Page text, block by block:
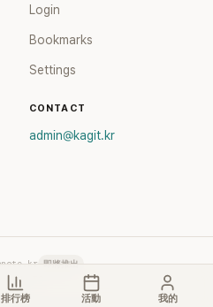
Login
Bookmarks
Settings
CONTACT
admin@kagit.kr
即將推出
TC
排行榜 活動 我的